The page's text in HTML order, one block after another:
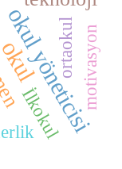
okul yöneticisi
İlkokul
ortaokulmotivasyon